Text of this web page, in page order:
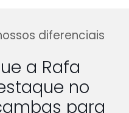
diferenciais
a Rafa
no
para